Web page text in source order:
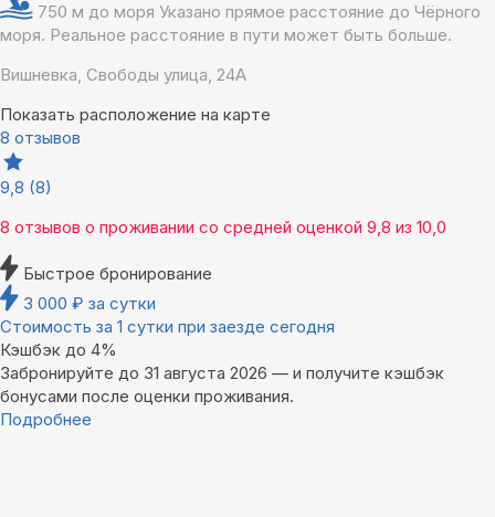
750 м до моря Указано прямое расстояние до Чёрного
моря. Реальное расстояние в пути может быть больше.
Вишневка, Свободы улица, 24А
Показать расположение на карте
8 отзывов
9,8 (8)
8 отзывов о проживании со средней оценкой 9,8 из 10,0
Быстрое бронирование
3 000 ₽ за сутки
Стоимость за 1 сутки при заезде сегодня
Кэшбэк до 4%
Забронируйте до 31 августа 2026 — и получите кэшбэк
бонусами после оценки проживания.
Подробнее